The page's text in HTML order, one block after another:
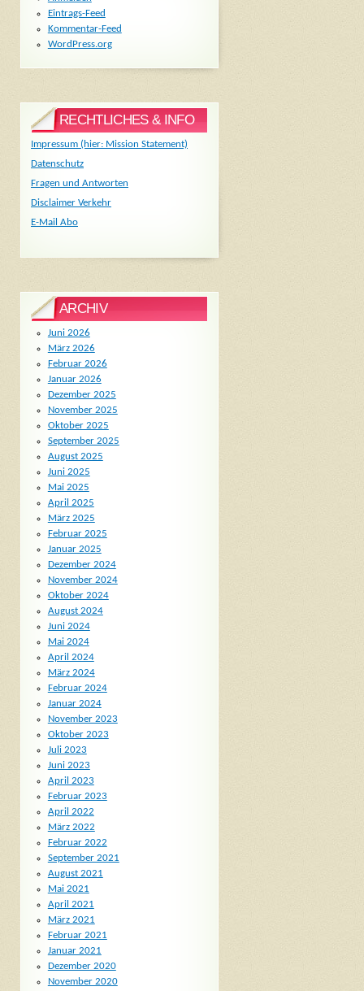
Eintrags-Feed
Kommentar-Feed
WordPress.org
RECHTLICHES & INFO
Impressum (hier: Mission Statement)
Datenschutz
Fragen und Antworten
Disclaimer Verkehr
E-Mail Abo
ARCHIV
Juni 2026
März 2026
Februar 2026
Januar 2026
Dezember 2025
November 2025
Oktober 2025
September 2025
August 2025
Juni 2025
Mai 2025
April 2025
März 2025
Februar 2025
Januar 2025
Dezember 2024
November 2024
Oktober 2024
August 2024
Juni 2024
Mai 2024
April 2024
März 2024
Februar 2024
Januar 2024
November 2023
Oktober 2023
Juli 2023
Juni 2023
April 2023
Februar 2023
April 2022
März 2022
Februar 2022
September 2021
August 2021
Mai 2021
April 2021
März 2021
Februar 2021
Januar 2021
Dezember 2020
November 2020